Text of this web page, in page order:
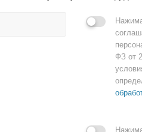
ФЗ от